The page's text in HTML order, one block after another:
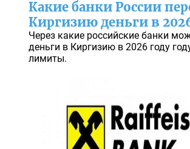
Какие банки России
Киргизию деньги в
Через какие российские банки
деньги в Киргизию в 2026 году
лимиты.